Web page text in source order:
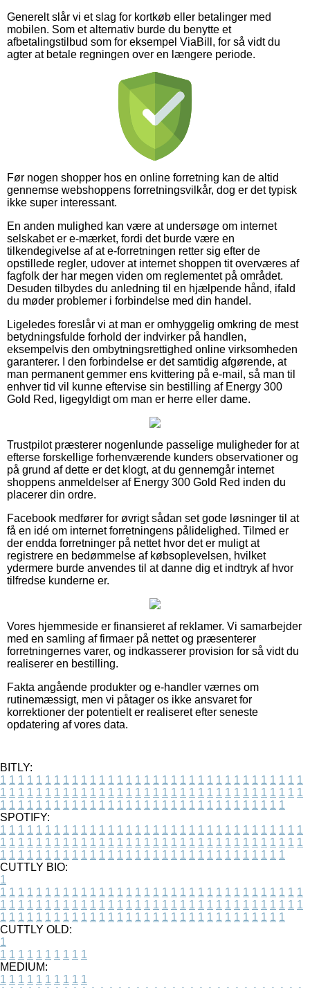
Generelt slår vi et slag for kortkøb eller betalinger med
mobilen. Som et alternativ burde du benytte et
afbetalingstilbud som for eksempel ViaBill, for så vidt du
agter at betale regningen over en længere periode.
Før nogen shopper hos en online forretning kan de altid
gennemse webshoppens forretningsvilkår, dog er det typisk
ikke super interessant.
En anden mulighed kan være at undersøge om internet
selskabet er e-mærket, fordi det burde være en
tilkendegivelse af at e-forretningen retter sig efter de
opstillede regler, udover at internet shoppen tit overværes af
fagfolk der har megen viden om reglementet på området.
Desuden tilbydes du anledning til en hjælpende hånd, ifald
du møder problemer i forbindelse med din handel.
Ligeledes foreslår vi at man er omhyggelig omkring de mest
betydningsfulde forhold der indvirker på handlen,
eksempelvis den ombytningsrettighed online virksomheden
garanterer. I den forbindelse er det samtidig afgørende, at
man permanent gemmer ens kvittering på e-mail, så man til
enhver tid vil kunne eftervise sin bestilling af Energy 300
Gold Red, ligegyldigt om man er herre eller dame.
Trustpilot præsterer nogenlunde passelige muligheder for at
efterse forskellige forhenværende kunders observationer og
på grund af dette er det klogt, at du gennemgår internet
shoppens anmeldelser af Energy 300 Gold Red inden du
placerer din ordre.
Facebook medfører for øvrigt sådan set gode løsninger til at
få en idé om internet forretningens pålidelighed. Tilmed er
der endda forretninger på nettet hvor det er muligt at
registrere en bedømmelse af købsoplevelsen, hvilket
ydermere burde anvendes til at danne dig et indtryk af hvor
tilfredse kunderne er.
Vores hjemmeside er finansieret af reklamer. Vi samarbejder
med en samling af firmaer på nettet og præsenterer
forretningernes varer, og indkasserer provision for så vidt du
realiserer en bestilling.
Fakta angående produkter og e-handler værnes om
rutinemæssigt, men vi påtager os ikke ansvaret for
korrektioner der potentielt er realiseret efter seneste
opdatering af vores data.
BITLY:
1 1 1 1 1 1 1 1 1 1 1 1 1 1 1 1 1 1 1 1 1 1 1 1 1 1 1 1 1 1 1 1 1 1
1 1 1 1 1 1 1 1 1 1 1 1 1 1 1 1 1 1 1 1 1 1 1 1 1 1 1 1 1 1 1 1 1 1
1 1 1 1 1 1 1 1 1 1 1 1 1 1 1 1 1 1 1 1 1 1 1 1 1 1 1 1 1 1 1 1
SPOTIFY:
1 1 1 1 1 1 1 1 1 1 1 1 1 1 1 1 1 1 1 1 1 1 1 1 1 1 1 1 1 1 1 1 1 1
1 1 1 1 1 1 1 1 1 1 1 1 1 1 1 1 1 1 1 1 1 1 1 1 1 1 1 1 1 1 1 1 1 1
1 1 1 1 1 1 1 1 1 1 1 1 1 1 1 1 1 1 1 1 1 1 1 1 1 1 1 1 1 1 1 1
CUTTLY BIO:
1
1 1 1 1 1 1 1 1 1 1 1 1 1 1 1 1 1 1 1 1 1 1 1 1 1 1 1 1 1 1 1 1 1 1
1 1 1 1 1 1 1 1 1 1 1 1 1 1 1 1 1 1 1 1 1 1 1 1 1 1 1 1 1 1 1 1 1 1
1 1 1 1 1 1 1 1 1 1 1 1 1 1 1 1 1 1 1 1 1 1 1 1 1 1 1 1 1 1 1 1
CUTTLY OLD:
1
1 1 1 1 1 1 1 1 1 1
MEDIUM:
1 1 1 1 1 1 1 1 1 1